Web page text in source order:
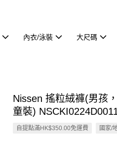
內衣/泳裝 大尺碼
Nissen 搖粒絨褲(男孩
童裝)
自提點滿HK$350.00免運費 國家/